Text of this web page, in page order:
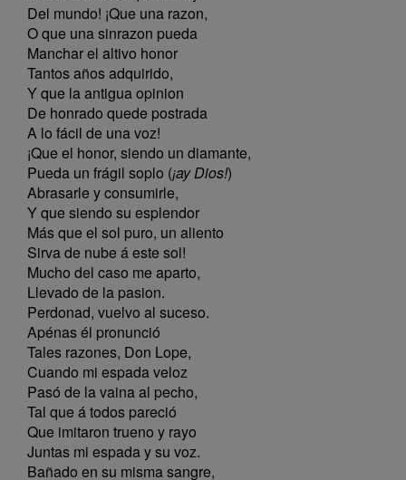
Del mundo! ¡Que una razon,
O que una sinrazon pueda
Manchar el altivo honor
Tantos años adquirido,
Y que la antigua opinion
De honrado quede postrada
A lo fácil de una voz!
¡Que el honor, siendo un diamante,
Pueda un frágil soplo (¡ay Dios!)
Abrasarle y consumirle,
Y que siendo su esplendor
Más que el sol puro, un aliento
Sirva de nube á este sol!
Mucho del caso me aparto,
Llevado de la pasion.
Perdonad, vuelvo al suceso.
Apénas él pronunció
Tales razones, Don Lope,
Cuando mi espada veloz
Pasó de la vaina al pecho,
Tal que á todos pareció
Que imitaron trueno y rayo
Juntas mi espada y su voz.
Bañado en su misma sangre,